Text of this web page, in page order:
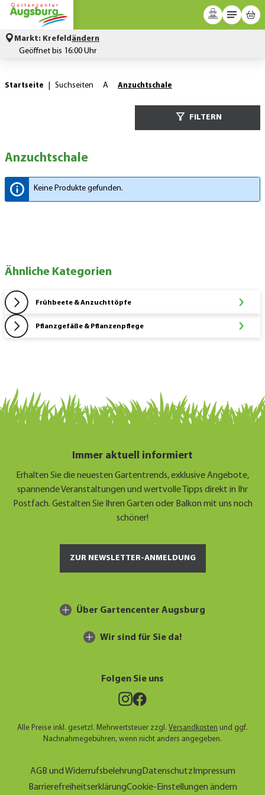
Markt: Krefeldändern
Geöffnet bis 16:00 Uhr
Startseite Suchseiten A Anzuchtschale
FILTERN
Anzuchtschale
Keine Produkte gefunden.
Ähnliche Kategorien
Frühbeete & Anzuchttöpfe
Pflanzgefäße & Pflanzenpflege
Über Gartencenter Augsburg
Wir sind für Sie da!
Folgen Sie uns
Immer aktuell informiert
Erhalten Sie die neuesten Gartentrends, exklusive Angebote,
spannende Veranstaltungen und wertvolle Tipps direkt in Ihr
Postfach. Gestalten Sie Ihren Garten oder Balkon mit uns noch
schöner!
ZUR NEWSLETTER-ANMELDUNG
Alle Preise inkl. gesetzl. Mehrwertsteuer zzgl. Versandkosten und ggf.
Nachnahmegebühren, wenn nicht anders angegeben.
AGB und Widerrufsbelehrung(öffnet ein Dialogfeld)
Datenschutz(öffnet ein
Impressum(öffnet
Barrierefreiheitserklärung(öffnet ein Dialogfeld)
Cookie-Einstellungen ändern(öffnet